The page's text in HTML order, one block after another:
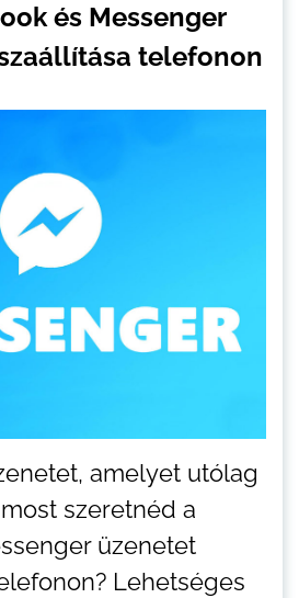
és Messenger
telefonon
amelyet utólag
szeretnéd a
üzenetet
Lehetséges